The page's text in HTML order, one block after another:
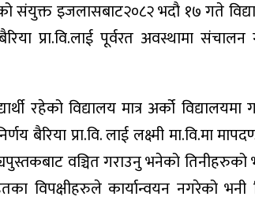
संयुक्त इजलासबाट२०८२ भदौ १७ गते
प्रा.वि.लाई पूर्वरत अवस्थामा संचालन
रहेको विद्यालय मात्र अर्को विद्यालयमा
बैरिया प्रा.वि. लाई लक्ष्मी मा.वि.मा
वञ्चित गराउनु भनेको
विपक्षीहरुले कार्यान्वयन नगरेको भनी